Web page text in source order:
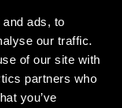
ads, to
our traffic.
of our site with
partners who
you’ve
du vores